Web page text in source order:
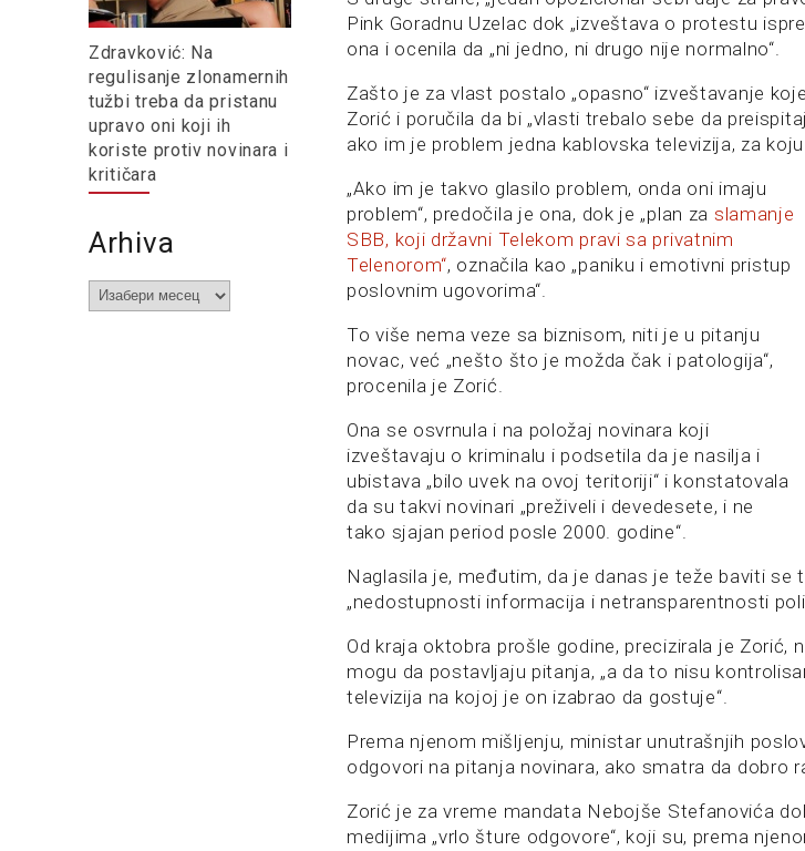
Zdravković: Na
regulisanje zlonamernih
tužbi treba da pristanu
upravo oni koji ih
koriste protiv novinara i
kritičara
Arhiva
Arhiva
Pink Goradnu Uzelac dok „izveštava o protestu
ona i ocenila da „ni jedno, ni drugo nije normalno“.
Zašto je za vlast postalo „opasno“ izveštavanje
Zorić i poručila da bi „vlasti trebalo sebe da
ako im je problem jedna kablovska televizija, za
„Ako im je takvo glasilo problem, onda oni imaju
problem“, predočila je ona, dok je „plan za slamanje
SBB, koji državni Telekom pravi sa privatnim
Telenorom“, označila kao „paniku i emotivni pristup
poslovnim ugovorima“.
To više nema veze sa biznisom, niti je u pitanju
novac, već „nešto što je možda čak i patologija“,
procenila je Zorić.
Ona se osvrnula i na položaj novinara koji
izveštavaju o kriminalu i podsetila da je nasilja i
ubistava „bilo uvek na ovoj teritoriji“ i konstatovala
da su takvi novinari „preživeli i devedesete, i ne
tako sjajan period posle 2000. godine“.
Naglasila je, međutim, da je danas je teže baviti se
„nedostupnosti informacija i netransparentnosti
Od kraja oktobra prošle godine, precizirala je Zorić,
mogu da postavljaju pitanja, „a da to nisu
televizija na kojoj je on izabrao da gostuje“.
Prema njenom mišljenju, ministar unutrašnjih
odgovori na pitanja novinara, ako smatra da dobro
Zorić je za vreme mandata Nebojše Stefanovića
medijima „vrlo šture odgovore“, koji su, prema